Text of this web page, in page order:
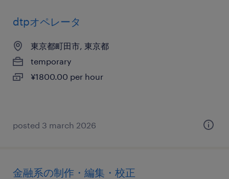
dtpオペレータ
東京都町田市, 東京都
temporary
¥1800.00 per hour
posted 3 march 2026
金融系の制作・編集・校正